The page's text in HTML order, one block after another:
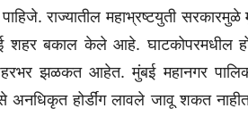
राज्यातील महाभ्रष्टयुती
शहर बकाल केले आहे. घाटकोपरमधील
झळकत आहेत. मुंबई महानगर
होर्डींग लावले जावू शकत नाहीत.